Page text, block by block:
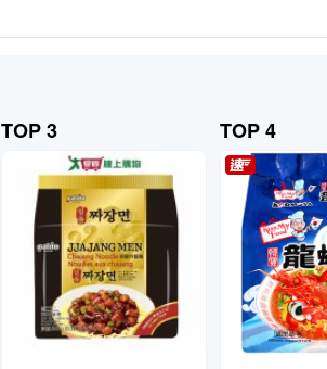
TOP 3 TOP 4